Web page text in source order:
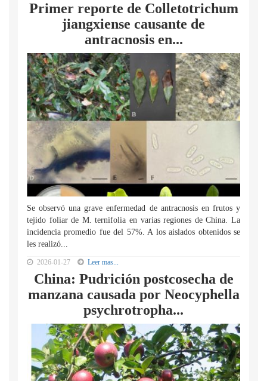
Primer reporte de Colletotrichum
jiangxiense causante de
antracnosis en...
Se observó una grave enfermedad de antracnosis en frutos y
tejido foliar de M. ternifolia en varias regiones de China. La
incidencia promedio fue del 57%. A los aislados obtenidos se
les realizó...
2026-01-27 Leer mas...
China: Pudrición postcosecha de
manzana causada por Neocyphella
psychrotropha...